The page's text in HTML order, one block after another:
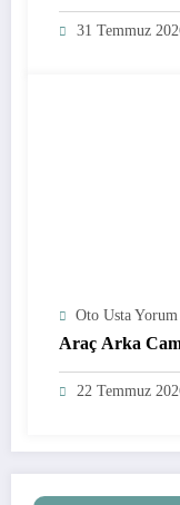
31 Temmuz
Oto Usta Yorum
Araç Arka Cam
22 Temmuz